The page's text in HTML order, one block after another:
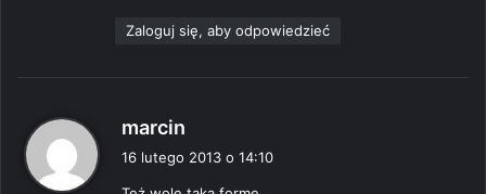
Zaloguj się, aby odpowiedzieć
marcin
16 lutego 2013 o 14:10